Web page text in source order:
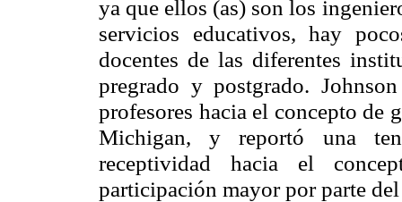
ya que ellos (as) son los
servicios educativos, hay
docentes de las diferentes
pregrado y postgrado.
profesores hacia el concepto de
Michigan, y reportó una
receptividad hacia el
participación mayor por parte